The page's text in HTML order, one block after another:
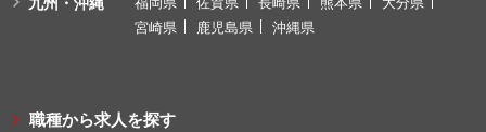
宮崎県
鹿児島県 沖縄県
職種から求人を探す